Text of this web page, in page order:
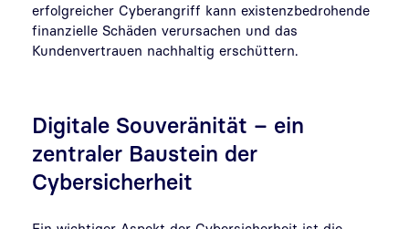
erfolgreicher Cyberangriff kann existenzbedrohende
finanzielle Schäden verursachen und das
Kundenvertrauen nachhaltig erschüttern.
Digitale Souveränität – ein
zentraler Baustein der
Cybersicherheit